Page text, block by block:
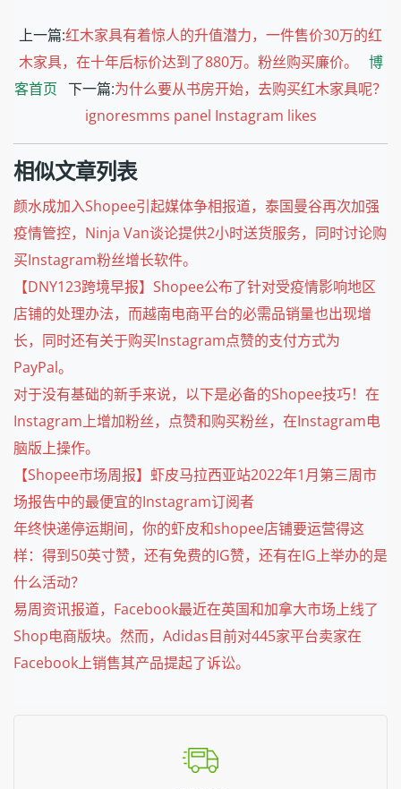
上一篇:红木家具有着惊人的升值潜力，一件售价30万的红
木家具，在十年后标价达到了880万。粉丝购买廉价。
博
客首页 下一篇:为什么要从书房开始，去购买红木家具呢？
ignoresmms panel Instagram likes
相似文章列表
颜水成加入Shopee引起媒体争相报道，泰国曼谷再次加强
疫情管控，Ninja Van谈论提供2小时送货服务，同时讨论购
买Instagram粉丝增长软件。
【DNY123跨境早报】Shopee公布了针对受疫情影响地区
店铺的处理办法，而越南电商平台的必需品销量也出现增
长，同时还有关于购买Instagram点赞的支付方式为
PayPal。
对于没有基础的新手来说，以下是必备的Shopee技巧！在
Instagram上增加粉丝，点赞和购买粉丝，在Instagram电
脑版上操作。
【Shopee市场周报】虾皮马拉西亚站2022年1月第三周市
场报告中的最便宜的Instagram订阅者
年终快递停运期间，你的虾皮和shopee店铺要运营得这
样：得到50英寸赞，还有免费的IG赞，还有在IG上举办的是
什么活动？
易周资讯报道，Facebook最近在英国和加拿大市场上线了
Shop电商版块。然而，Adidas目前对445家平台卖家在
Facebook上销售其产品提起了诉讼。